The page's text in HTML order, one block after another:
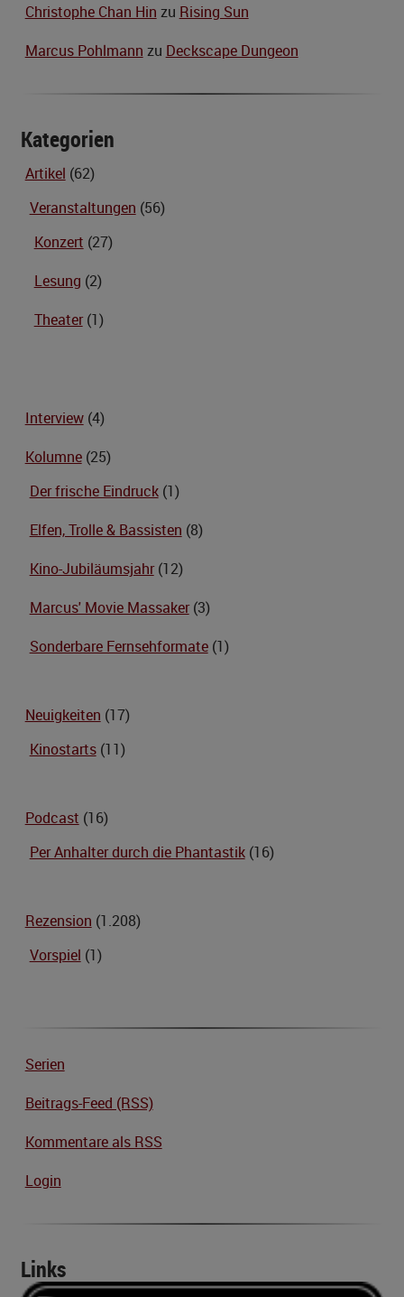
Christophe Chan Hin zu Rising Sun
Marcus Pohlmann zu Deckscape Dungeon
Kategorien
Artikel (62)
Veranstaltungen (56)
Konzert (27)
Lesung (2)
Theater(1)
Interview(4)
Kolumne(25)
Der frische Eindruck(1)
Elfen, Trolle & Bassisten (8)
Kino-Jubiläumsjahr(12)
Marcus' Movie Massaker(3)
Sonderbare Fernsehformate(1)
Neuigkeiten (17)
Kinostarts(11)
Podcast (16)
Per Anhalter durch die Phantastik(16)
Rezension (1.208)
Vorspiel (1)
Serien
Beitrags-Feed (RSS)
Kommentare als RSS
Login
Links